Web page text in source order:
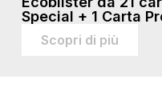
Special + 1 Carta
Scopri di più